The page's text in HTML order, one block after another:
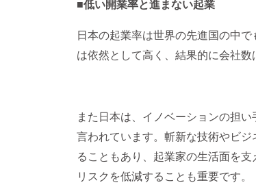
■低い開業率と進まない起業
日本の起業率は世界の先進国の中
は依然として高く、結果的に会社数
また日本は、イノベーションの担
言われています。斬新な技術やビ
ることもあり、起業家の生活面を
リスクを低減することも重要です。